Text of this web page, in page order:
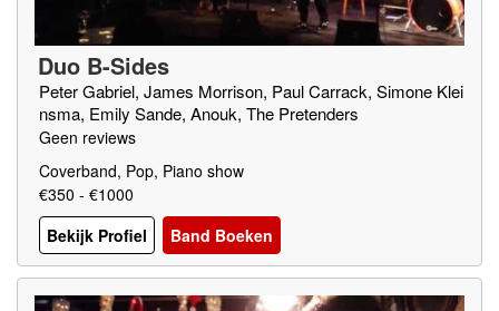
Duo B-Sides
Peter Gabriel, James Morrison, Paul Carrack, Simone Klei
nsma, Emily Sande, Anouk, The Pretenders
Geen reviews
Coverband, Pop, Piano show
€350 - €1000
Bekijk Profiel
Band Boeken